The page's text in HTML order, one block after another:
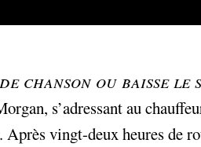
chanson ou baisse le
s’adressant au
vingt-deux heures de